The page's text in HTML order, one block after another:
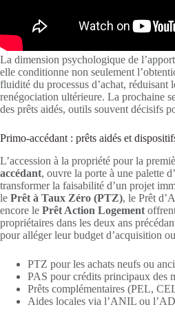
La dimension psychologique de
elle conditionne non seulement
fluidité du processus d’achat, réduisant
renégociation ultérieure. La prochaine
des prêts aidés, outils souvent décisifs
Primo-accédant : prêts aidés et
L’accession à la propriété pour la
accédant, ouvre la porte à une palette
transformer la faisabilité d’un projet
le Prêt à Taux Zéro (PTZ), le Prêt
encore le Prêt Action Logement
propriétaires dans les deux ans
pour alléger leur budget d’acquisition
PTZ pour les achats neufs ou
PAS pour crédits principaux des
Prêts complémentaires (PEL,
Aides locales via l’ANIL ou